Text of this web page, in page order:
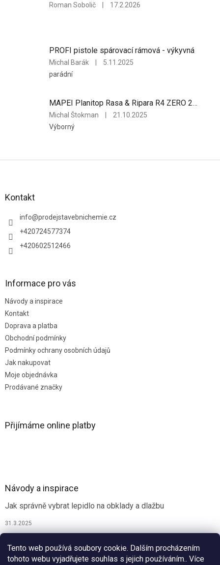
Tento web používá soubory cookie. Dalším procházením
tohoto webu vyjadřujete souhlas s jejich používáním.. Více
hvězdiček.
Hodnocení
5
hvězdiček.
Roman Sobolič 17.2.2026
PROFI pistole spárovací rámová - výkyvná
Hodnocení
produktu
je
z
hvězdiček.
Michal Barák
5.11.2025
parádní
MAPEI Planitop Rasa & Ripara R4 ZERO 25kg
Hodnocení
produktu
je
5
Michal Štokman
21.10.2025
Výborný
Kontakt
info@prodejstavebnichemie.cz
+420724577374
+420602512466
Informace pro vás
Návody a inspirace
Kontakt
Doprava a platba
Obchodní podmínky
Podmínky ochrany osobních údajů
Jak nakupovat
Moje objednávka
Prodávané značky
Přijímáme online platby
Návody a inspirace
Jak správně vybrat lepidlo na obklady a dlažbu
31.3.2025
Jak vybrat spárovací hmotu